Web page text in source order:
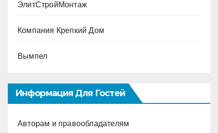
ЭлитСтройМонтаж
Компания Крепкий Дом
Вымпел
Информация Для Гостей
Авторам и правообладателям